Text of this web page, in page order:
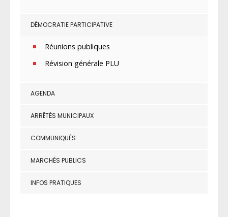
DÉMOCRATIE PARTICIPATIVE
Réunions publiques
Révision générale PLU
AGENDA
ARRÊTÉS MUNICIPAUX
COMMUNIQUÉS
MARCHÉS PUBLICS
INFOS PRATIQUES